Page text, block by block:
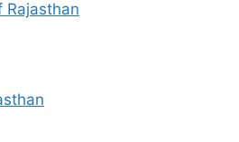
Rajasthan